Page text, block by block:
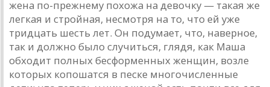
жена по-прежнему похожа на девочку — такая же
легкая и стройная, несмотря на то, что ей уже
тридцать шесть лет. Он подумает, что, наверное,
так и должно было случиться, глядя, как Маша
обходит полных бесформенных женщин, возле
которых копошатся в песке многочисленные